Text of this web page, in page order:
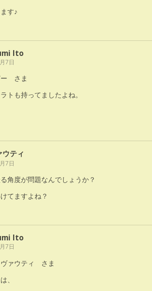
す♪
Ito
7日
さま
トも持ってましたよね。
ウティ
7日
角度が問題なんでしょうか？
てますよね？
Ito
7日
ァウティ さま
、